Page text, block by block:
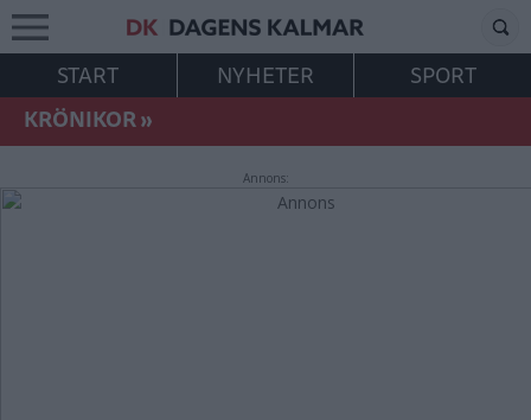
START NYHETER
SPORT
KRÖNIKOR»
Annons: